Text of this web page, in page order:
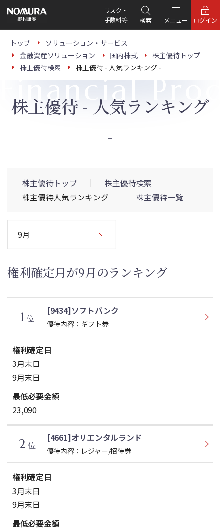
の
ー
リスク・
手数料等
検索 メニュー ログイン
トップ
ソリューション・サービス
金融資産ソリューション
国内株式
株主優待トップ
株主優待検索
株主優待 - 人気ランキング -
Financial
株主優待 - 人気ランキング
-
株主優待トップ
株主優待検索
株主優待人気ランキング
株主優待一覧
権利確定月が9月のランキング
1 位
[9434]ソフトバンク
優待内容：ギフト券
3月末日
9月末日
23,090
2 位
[4661]オリエンタルランド
優待内容：レジャー/招待券
3月末日
9月末日